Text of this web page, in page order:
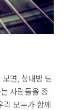
면, 상대방 팀
사람들을 종
모두가 함께